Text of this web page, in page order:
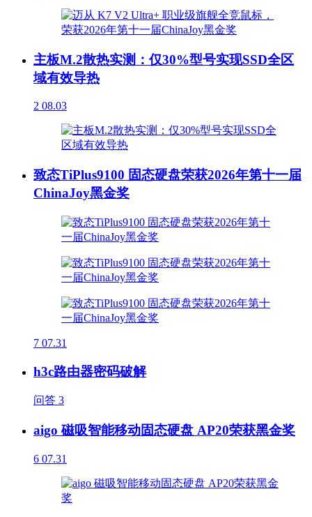
主板M.2散热实测：仅30%型号实现SSD全区
域有效导热
2 08.03
致态TiPlus9100 固态硬盘荣获2026年第十一届
ChinaJoy黑金奖
7 07.31
h3c路由器密码破解
问答 3
aigo 磁吸智能移动固态硬盘 AP20荣获黑金奖
6 07.31